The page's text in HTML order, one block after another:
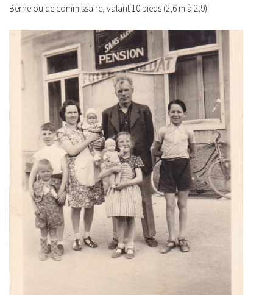
Berne ou de commissaire, valant 10 pieds (2,6 m à 2,9).